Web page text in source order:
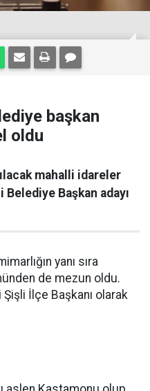
başkan
oldu
mahalli idareler
Başkan adayı
yanı sıra
de mezun oldu.
İlçe Başkanı olarak